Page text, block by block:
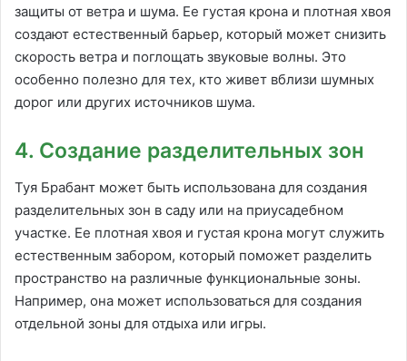
защиты от ветра и шума. Ее густая крона и плотная хвоя
создают естественный барьер, который может снизить
скорость ветра и поглощать звуковые волны. Это
особенно полезно для тех, кто живет вблизи шумных
дорог или других источников шума.
4. Создание разделительных зон
Туя Брабант может быть использована для создания
разделительных зон в саду или на приусадебном
участке. Ее плотная хвоя и густая крона могут служить
естественным забором, который поможет разделить
пространство на различные функциональные зоны.
Например, она может использоваться для создания
отдельной зоны для отдыха или игры.